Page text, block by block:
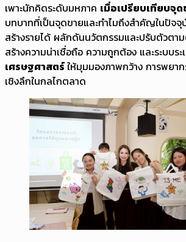
เพาะนักคิดระดับมหภาค เมื่อเปรียบเทียบจุด
บทบาทที่เป็นจุดขายและทำไมถึงสำคัญในปัจจุ
สร้างรายได้ ผลักดันนวัตกรรมและปรับตัวตา
สร้างความน่าเชื่อถือ ความถูกต้อง และระบบร
เศรษฐศาสตร์ ให้มุมมองภาพกว้าง การพยาก
เชิงลึกในกลไกตลาด